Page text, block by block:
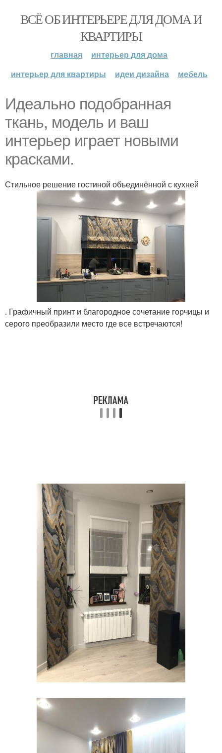
ВСЁ ОБ ИНТЕРЬЕРЕ ДЛЯ ДОМА И
КВАРТИРЫ
главная
интерьер для дома
интерьер для квартиры
идеи дизайна мебель
Идеально подобранная
ткань, модель и ваш
интерьер играет новыми
красками.
Стильное решение гостиной объединённой с кухней
. Графичный принт и благородное сочетание горчицы и
серого преобразили место где все встречаются!